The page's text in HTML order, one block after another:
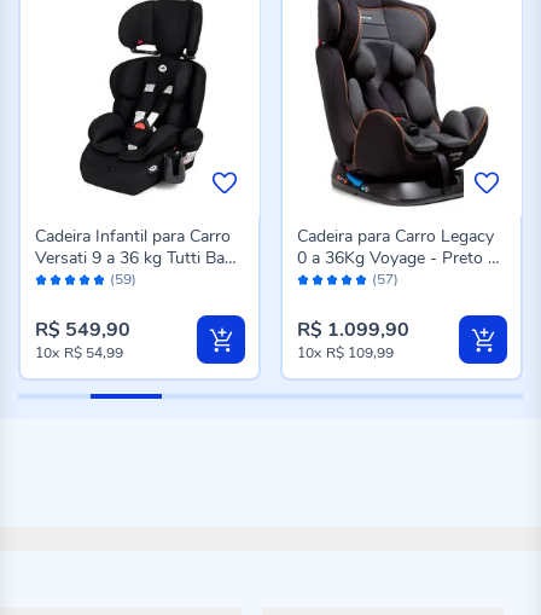
Avaliação: (59)
Cadeira Infantil para Carro
Versati 9 a 36 kg Tutti Baby
- Preto
R$ 549,90
10x R$ 54,99
Avaliação: (57)
Cadeira para Carro Legacy
0 a 36Kg Voyage - Preto E
Cinza
R$ 1.099,90
10x R$ 109,99